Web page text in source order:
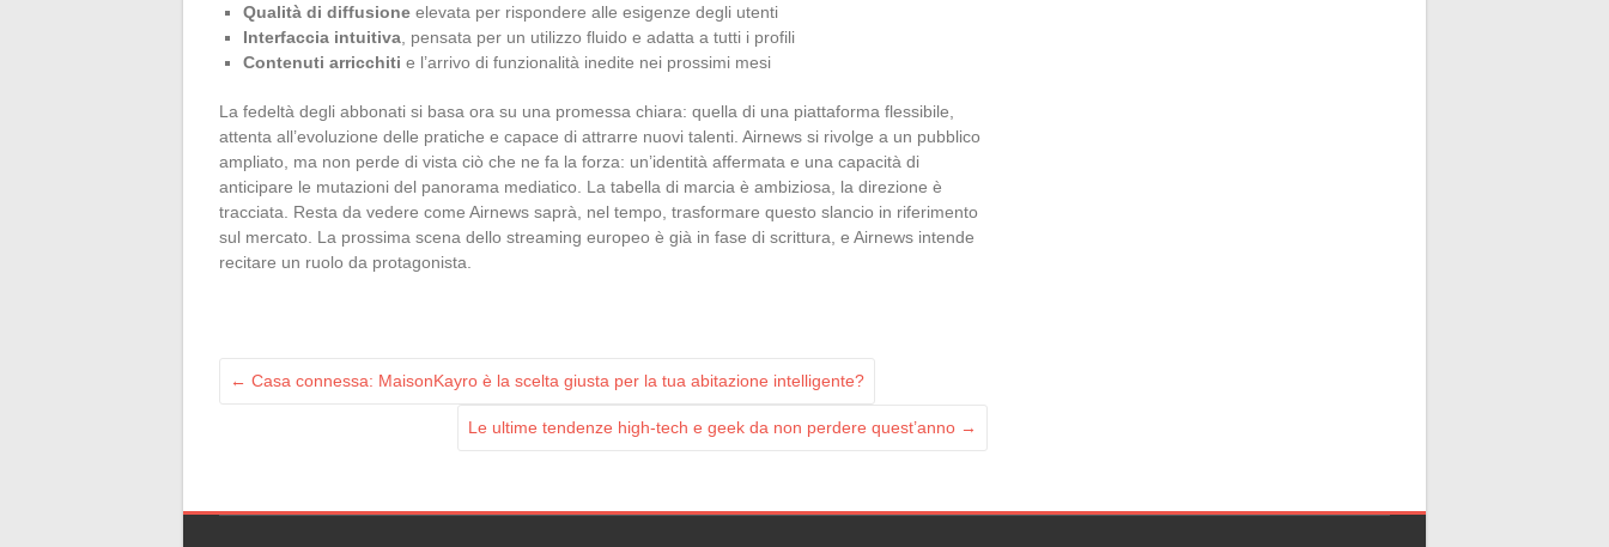
Qualità di diffusione elevata per rispondere alle esigenze degli utenti
Interfaccia intuitiva , pensata per un utilizzo fluido e adatta a tutti i profili
Contenuti arricchiti e l’arrivo di funzionalità inedite nei prossimi mesi
La fedeltà degli abbonati si basa ora su una promessa chiara: quella di una piattaforma flessibile,
attenta all’evoluzione delle pratiche e capace di attrarre nuovi talenti. Airnews si rivolge a un pubblico
ampliato, ma non perde di vista ciò che ne fa la forza: un’identità affermata e una capacità di
anticipare le mutazioni del panorama mediatico. La tabella di marcia è ambiziosa, la direzione è
tracciata. Resta da vedere come Airnews saprà, nel tempo, trasformare questo slancio in riferimento
sul mercato. La prossima scena dello streaming europeo è già in fase di scrittura, e Airnews intende
recitare un ruolo da protagonista.
← Casa connessa: MaisonKayro è la scelta giusta per la tua abitazione intelligente?
Le ultime tendenze high-tech e geek da non perdere quest’anno →